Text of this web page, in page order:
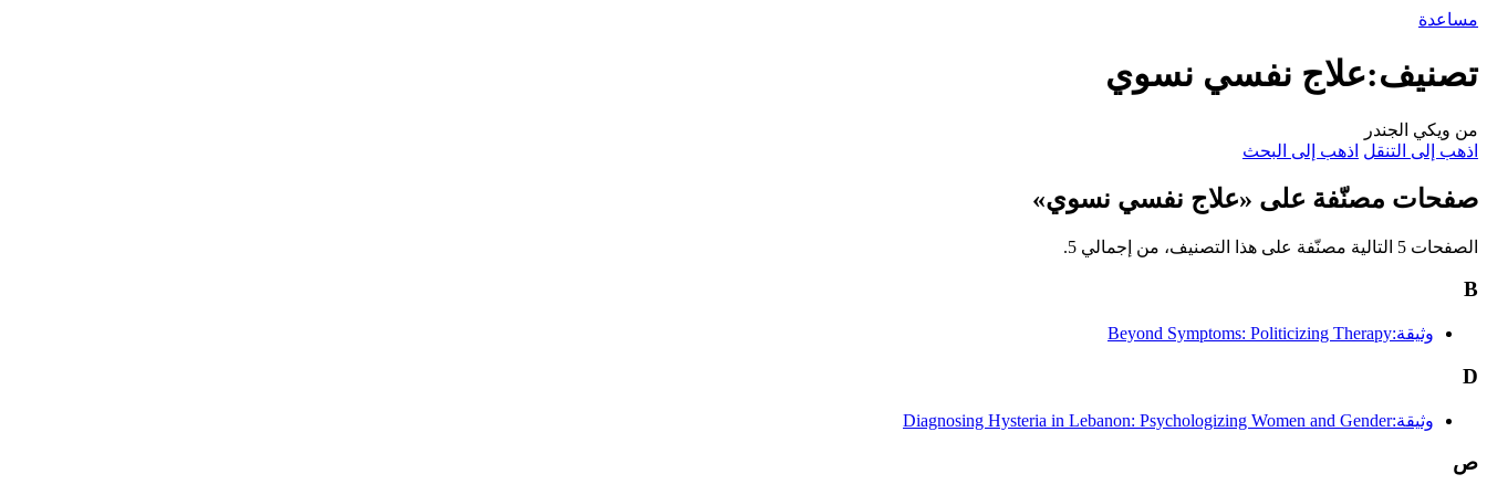
مساعدة
تصنيف:علاج نفسي نسوي
من ويكي الجندر
اذهب إلى التنقل اذهب إلى البحث
صفحات مصنّفة على «علاج نفسي نسوي»
الصفحات 5 التالية مصنّفة على هذا التصنيف، من إجمالي 5.
B
وثيقة:Beyond Symptoms: Politicizing Therapy
D
وثيقة:Diagnosing Hysteria in Lebanon: Psychologizing Women and Gender
ص